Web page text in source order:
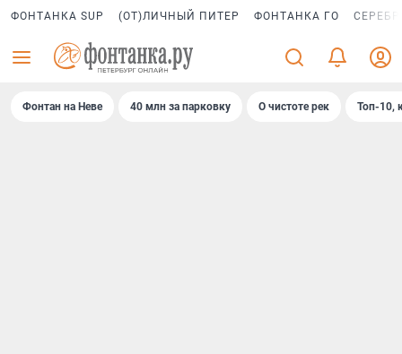
ФОНТАНКА SUP (ОТ)ЛИЧНЫЙ ПИТЕР ФОНТАНКА ГО
Фонтан на Неве 40 млн за парковку О чистоте рек Топ-10,